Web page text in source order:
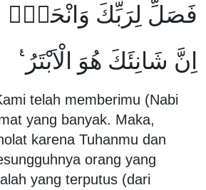
فَصَلِّ لِرَبِّكَ وَانْحَرْۗ
اِنَّ شَانِئَكَ هُوَ الْاَبْتَرُ ࣖ
telah memberimu (Nabi
yang banyak. Maka,
karena Tuhanmu dan
orang yang
yang terputus (dari